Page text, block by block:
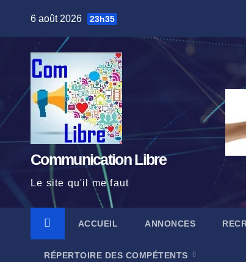
6 août 2026 23h35
Communication Libre
Le site qu'il me faut
ACCUEIL ANNONCES
RÉPERTOIRE DES COMPÉTENTS